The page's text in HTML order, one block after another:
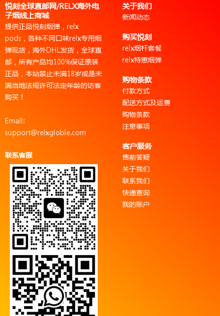
悦刻全球直邮网/RELX海外电
子烟线上商城
提供正品悦刻烟弹，relx
pods，各种不同口味relx专用烟
弹现货，海外DHL发货，全球直
邮，所有产品均100%保证原装
正品，本站禁止未满18岁或是未
满当地法规许可法定年龄的访客
购买！
Email:
support@relxgloble.com
联系客服
关于我们
新闻动态
购买悦刻
relx烟杆套餐
relx特惠烟弹
购物条款
付款方式
配送方式及运费
购物条款
注意事项
客户服务
售前答疑
关于我们
联系我们
快递查询
我的账户